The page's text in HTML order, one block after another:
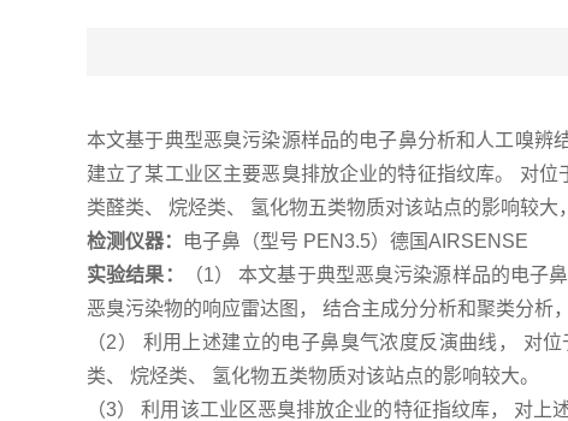
本文基于典型恶臭污染源样品的电子鼻分析和人工嗅辨
建立了某工业区主要恶臭排放企业的特征指纹库。 对
类醛类、 烷烃类、 氢化物五类物质对该站点的影响较
检测仪器：
电子鼻（型号 PEN3.5）德国AIRSENSE
实验结果：
（1） 本文基于典型恶臭污染源样品的电子
恶臭污染物的响应雷达图， 结合主成分分析和聚类分析
（2） 利用上述建立的电子鼻臭气浓度反演曲线， 对
类、 烷烃类、 氢化物五类物质对该站点的影响较大。
（3） 利用该工业区恶臭排放企业的特征指纹库， 对